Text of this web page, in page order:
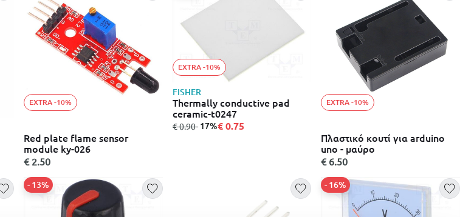
EXTRA -10%
Red plate flame sensor
module ky-026
€ 2.50
EXTRA -10%
FISHER
Thermally conductive pad
ceramic-t0247
από
€ 0.90σε
- 17%€ 0.75
EXTRA -10%
Πλαστικό κουτί για arduino
uno - μαύρο
€ 6.50
- 13% - 16%